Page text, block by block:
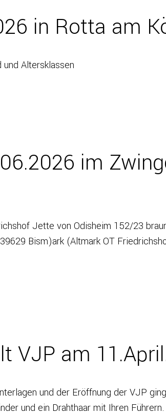
in Rotta am
Altersklassen
im
Jette von Odisheim 152/23
Bism)ark (Altmark OT
VJP am
und der Eröffnung der VJP
und ein Drahthaar mit Ihren